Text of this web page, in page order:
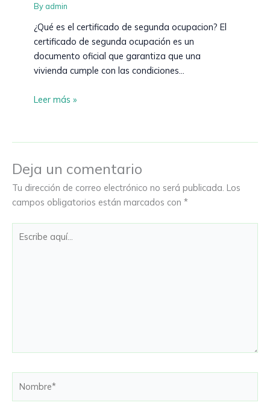
By admin
¿Qué es el certificado de segunda ocupacion? El
certificado de segunda ocupación es un
documento oficial que garantiza que una
vivienda cumple con las condiciones…
Leer más »
Deja un comentario
Tu dirección de correo electrónico no será publicada. Los
campos obligatorios están marcados con *
aquí...